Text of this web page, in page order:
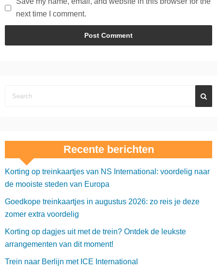
next time I comment.
Recente berichten
Korting op treinkaartjes van NS International: voordelig naar
de mooiste steden van Europa
Goedkope treinkaartjes in augustus 2026: zo reis je deze
zomer extra voordelig
Korting op dagjes uit met de trein? Ontdek de leukste
arrangementen van dit moment!
Trein naar Berlijn met ICE International